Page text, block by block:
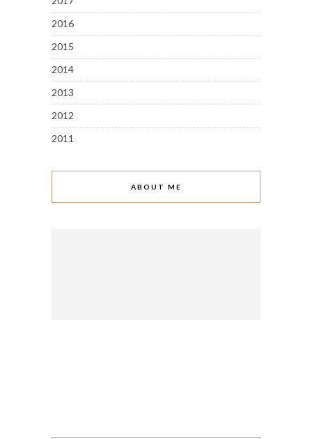
2016
2015
2014
2013
2012
2011
ABOUT ME